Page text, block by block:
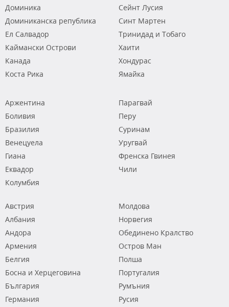
Доминика
Доминиканска република
Ел Салвадор
Каймански Острови
Канада
Коста Рика
Сейнт Лусия
Синт Мартен
Тринидад и Тобаго
Хаити
Хондурас
Ямайка
Аржентина
Боливия
Бразилия
Венецуела
Гиана
Еквадор
Колумбия
Парагвай
Перу
Суринам
Уругвай
Френска Гвинея
Чили
Австрия
Албания
Андора
Армения
Белгия
Босна и Херцеговина
България
Германия
Молдова
Норвегия
Обединено Кралство
Остров Ман
Полша
Португалия
Румъния
Русия